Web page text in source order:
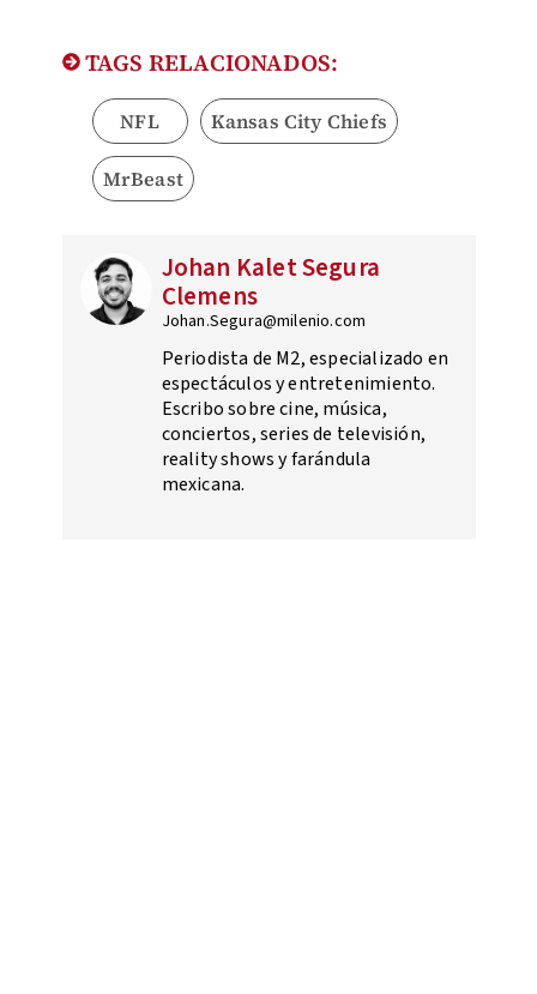
TAGS RELACIONADOS:
NFL Kansas City Chiefs
MrBeast
Johan Kalet Segura
Clemens
Johan.Segura@milenio.com
Periodista de M2, especializado en
espectáculos y entretenimiento.
Escribo sobre cine, música,
conciertos, series de televisión,
reality shows y farándula
mexicana.